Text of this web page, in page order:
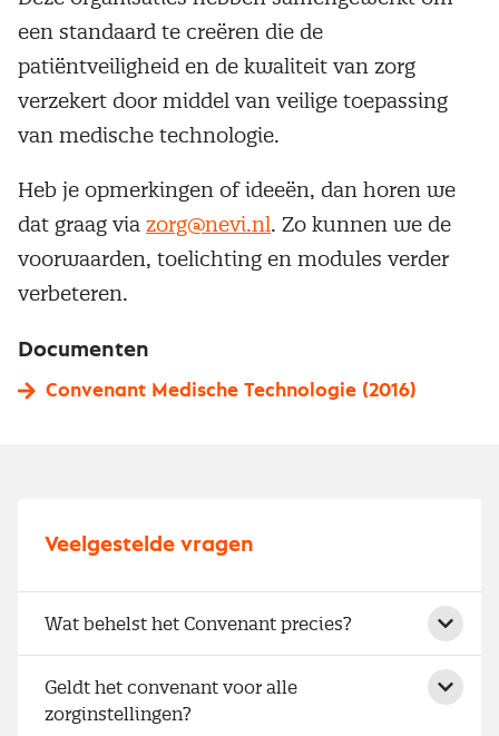
een standaard te creëren die de
patiëntveiligheid en de kwaliteit van zorg
verzekert door middel van veilige toepassing
van medische technologie.
Heb je opmerkingen of ideeën, dan horen we
dat graag via zorg@nevi.nl. Zo kunnen we de
voorwaarden, toelichting en modules verder
verbeteren.
Documenten
Convenant Medische Technologie (2016)
Veelgestelde vragen
Wat behelst het Convenant precies?
Geldt het convenant voor alle
zorginstellingen?